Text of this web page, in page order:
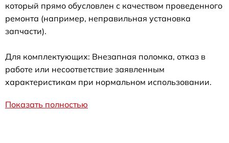
который прямо обусловлен с качеством проведенного
ремонта (например, неправильная установка
запчасти).
Для комплектующих: Внезапная поломка, отказ в
работе или несоответствие заявленным
характеристикам при нормальном использовании.
Показать полностью